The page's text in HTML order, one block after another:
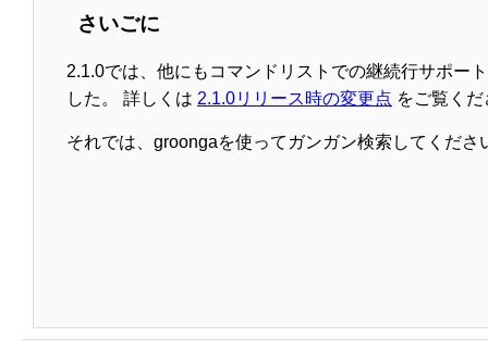
さいごに
2.1.0では、他にもコマンドリストでの継続行サポート
した。 詳しくは 2.1.0リリース時の変更点 をご覧くだ
それでは、groongaを使ってガンガン検索してくださ